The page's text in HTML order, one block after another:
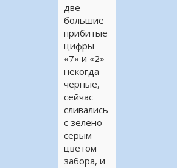
две
большие
прибитые
цифры
«7» и «2»
некогда
черные,
сейчас
сливались
с зелено-
серым
цветом
забора, и